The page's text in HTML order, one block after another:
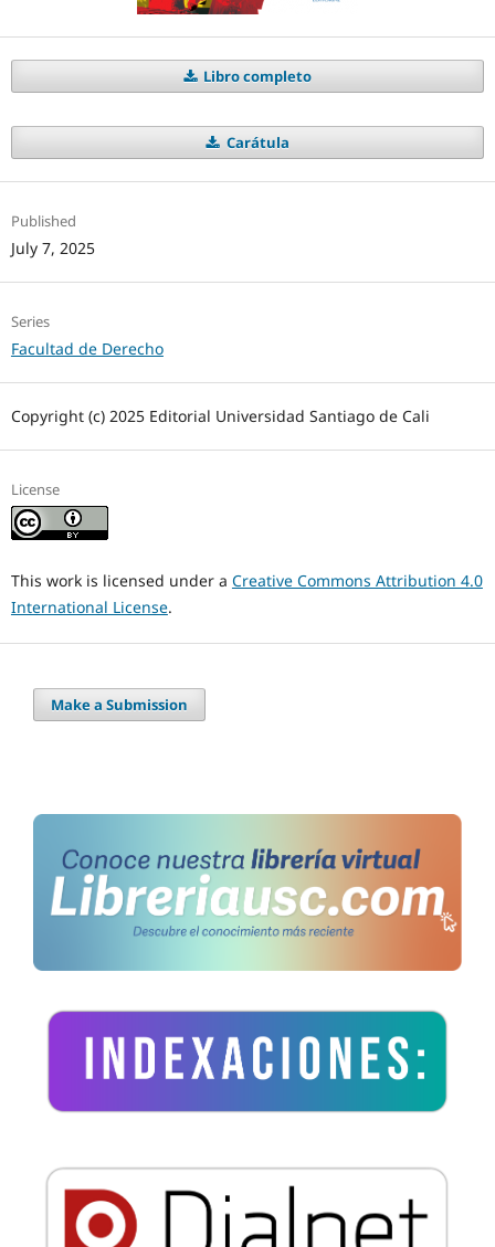
Libro completo
Carátula
Published
July 7, 2025
Series
Facultad de Derecho
Copyright (c) 2025 Editorial Universidad Santiago de Cali
License
This work is licensed under a Creative Commons Attribution 4.0
International License.
Make a Submission